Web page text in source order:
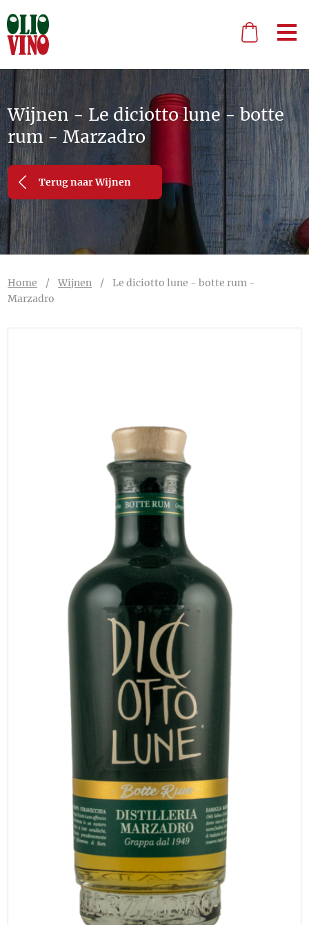
Wijnen - Le diciotto lune - botte
rum - Marzadro
Terug naar Wijnen
Home /Wijnen /Le diciotto lune - botte rum -
Marzadro